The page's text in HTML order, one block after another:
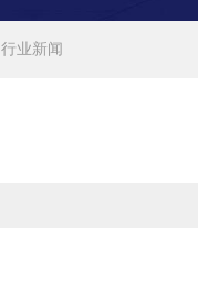
行业新闻